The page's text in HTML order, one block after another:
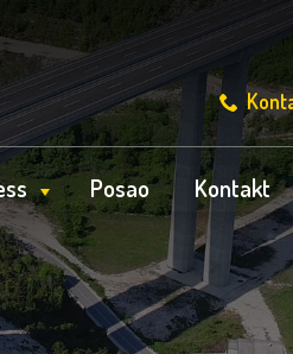
Posao Kontakt